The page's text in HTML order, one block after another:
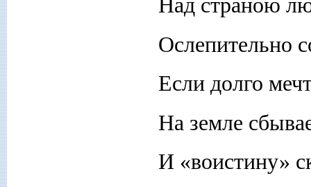
Над страною
Ослепительно
Если долго
На земле
И «воистину»